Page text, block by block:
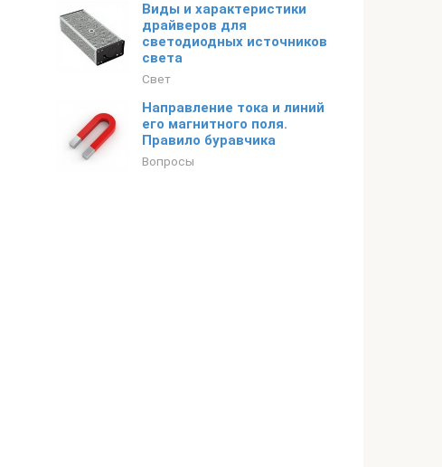
Виды и характеристики
драйверов для
светодиодных источников
света
Свет
Направление тока и линий
его магнитного поля.
Правило буравчика
Вопросы